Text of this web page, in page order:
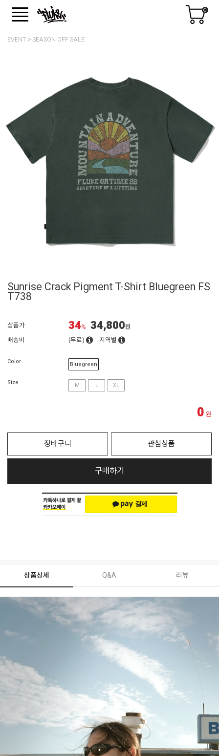
0
EVENT SEASON OFF SALE
Sunrise Crack Pigment T-Shirt Bluegreen FS
T738
상품가 34% 34,800원
배송비
(무료) 지역별
Color Bluegreen
Size M L XL
0 원
장바구니 관심상품
구매하기
상품상세 Q&A 리뷰